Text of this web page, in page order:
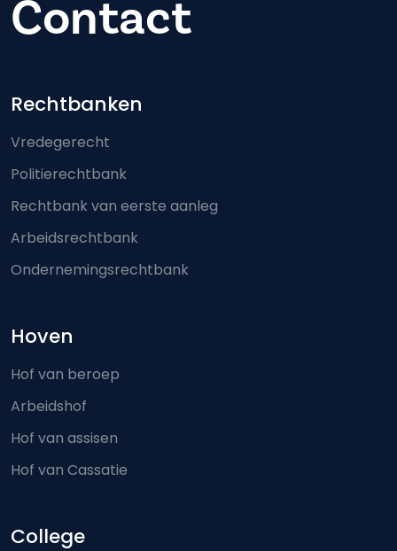
Contact
Footer-menu
Rechtbanken
Vredegerecht
Politierechtbank
Rechtbank van eerste aanleg
Arbeidsrechtbank
Ondernemingsrechtbank
Hoven
Hof van beroep
Arbeidshof
Hof van assisen
Hof van Cassatie
College